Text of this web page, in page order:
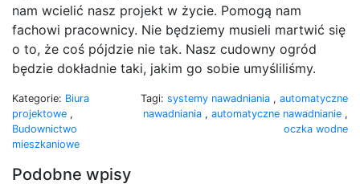
nam wcielić nasz projekt w życie. Pomogą nam
fachowi pracownicy. Nie będziemy musieli martwić się
o to, że coś pójdzie nie tak. Nasz cudowny ogród
będzie dokładnie taki, jakim go sobie umyśliliśmy.
Kategorie: Biura
projektowe ,
Budownictwo
mieszkaniowe
Tagi: systemy nawadniania , automatyczne
nawadniania , automatyczne nawadnianie ,
oczka wodne
Podobne wpisy